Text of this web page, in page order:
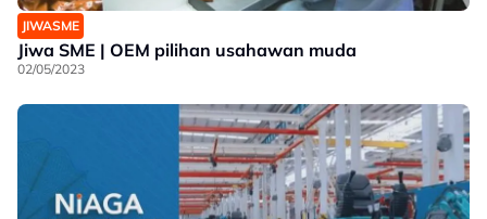
JIWASME
Jiwa SME | OEM pilihan usahawan muda
02/05/2023